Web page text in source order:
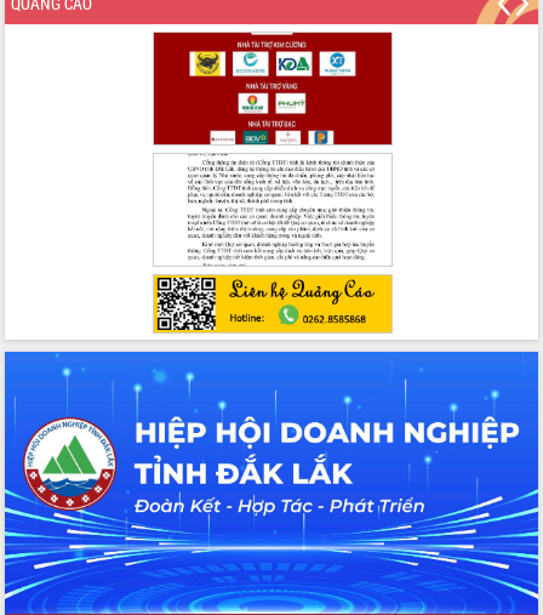
cấp xã
Đắk Lắk phát động hưởng ứng Ngày
Quyền của người tiêu dùng Việt Nam
Đẩy mạnh cải cách hành chính, quyết
tâm đạt được mục tiêu tăng trưởng
Tổ chức trang trọng Lễ hội Đền thờ
Lương Văn Chánh năm 2026
Phó Bí thư Tỉnh ủy Đắk Lắk Đỗ Hữu
Huy giữ chức Bí thư Đảng ủy Ủy Ban
Bệnh án điện tử thúc đẩy chuyển đổi
số y tế tại Đắk Lắk
Chuyển đổi số thư viện: Mở rộng
không gian tri thức trong thời đại số
Đánh giá, rút kinh nghiệm công tác tổ
chức diễn tập trước ngày bầu cử
Chương trình “Gặp gỡ hữu nghị –
Friendship Meeting New Year 2026”
Bầu cử Quốc hội và HĐND: Cử tri Đắk
Lắk gửi gắm niềm tin, kỳ vọng vào lá
phiếu